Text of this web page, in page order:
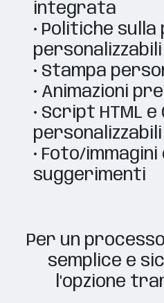
integrata
• Politiche
personalizzabili
• Stampa
• Animazioni
• Script HTML e
personalizzabili
• Foto/
suggerimenti
Per un
semplice e
l'opzione